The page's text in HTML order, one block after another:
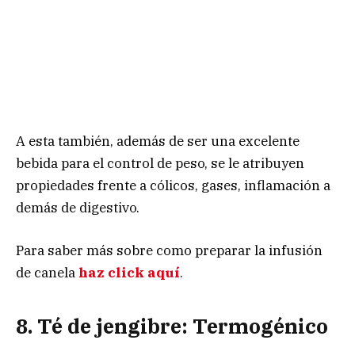
A esta también, además de ser una excelente
bebida para el control de peso, se le atribuyen
propiedades frente a cólicos, gases, inflamación a
demás de digestivo.
Para saber más sobre como preparar la infusión
de canela haz click aquí.
8. Té de jengibre: Termogénico